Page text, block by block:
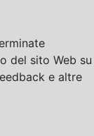
del sito Web su
e altre